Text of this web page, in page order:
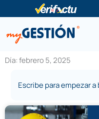
al
contenido
Día: febrero 5, 2025